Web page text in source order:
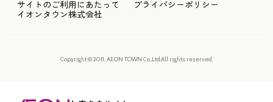
サイトのご利用にあたって
プライバシーポリシー
イオンタウン株式会社
Copyright © 2011, AEON TOWN Co.,Ltd.All rights reserved.